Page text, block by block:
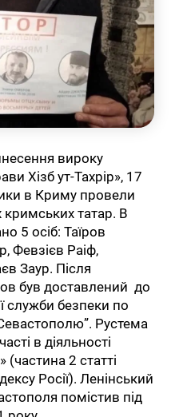
вироку
Хізб ут-Тахрір», 17
в Криму провели
кримських татар. В
5 осіб: Таїров
Февзієв Раіф,
Заур. Після
був доставлений до
служби безпеки по
Рустема
в діяльності
(частина 2 статті
Росії). Ленінський
помістив під